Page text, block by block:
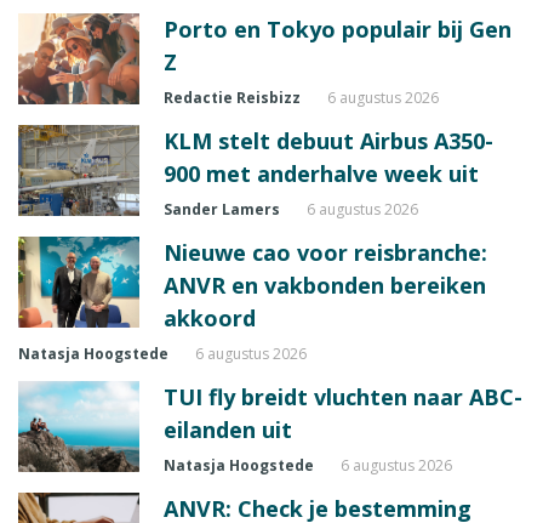
Porto en Tokyo populair bij Gen
Z
Redactie Reisbizz 6 augustus 2026
KLM stelt debuut Airbus A350-
900 met anderhalve week uit
Sander Lamers 6 augustus 2026
Nieuwe cao voor reisbranche:
ANVR en vakbonden bereiken
akkoord
Natasja Hoogstede 6 augustus 2026
TUI fly breidt vluchten naar ABC-
eilanden uit
Natasja Hoogstede 6 augustus 2026
ANVR: Check je bestemming